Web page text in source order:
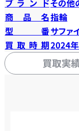
ブランドその他
商品名指輪
型番サファ
買取時期2024
買取実